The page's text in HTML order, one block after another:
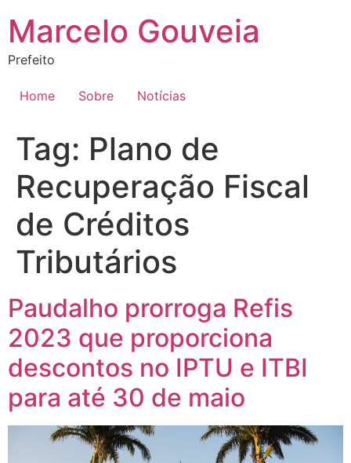
para
conteúdo
Marcelo Gouveia
Prefeito
Home Sobre Notícias
Tag: Plano de
Recuperação Fiscal
de Créditos
Tributários
Paudalho prorroga Refis
2023 que proporciona
descontos no IPTU e ITBI
para até 30 de maio